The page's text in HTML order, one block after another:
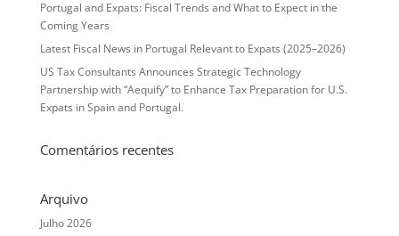
Portugal and Expats: Fiscal Trends and What to Expect in the
Coming Years
Latest Fiscal News in Portugal Relevant to Expats (2025–2026)
US Tax Consultants Announces Strategic Technology
Partnership with “Aequify” to Enhance Tax Preparation for U.S.
Expats in Spain and Portugal.
Comentários recentes
Arquivo
Julho 2026